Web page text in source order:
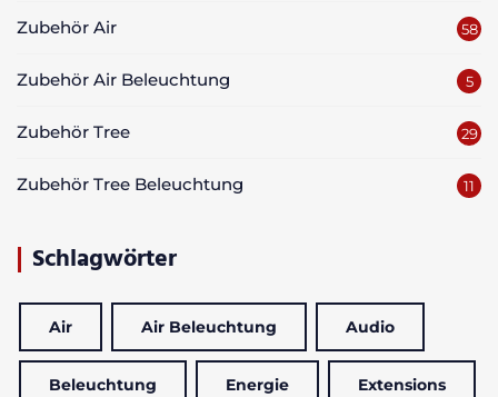
Zubehör Air 58
Zubehör Air Beleuchtung 5
Zubehör Tree 29
Zubehör Tree Beleuchtung 11
Schlagwörter
Air Air Beleuchtung Audio
Beleuchtung Energie Extensions